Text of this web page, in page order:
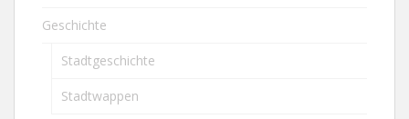
Geschichte
Stadtgeschichte
Stadtwappen